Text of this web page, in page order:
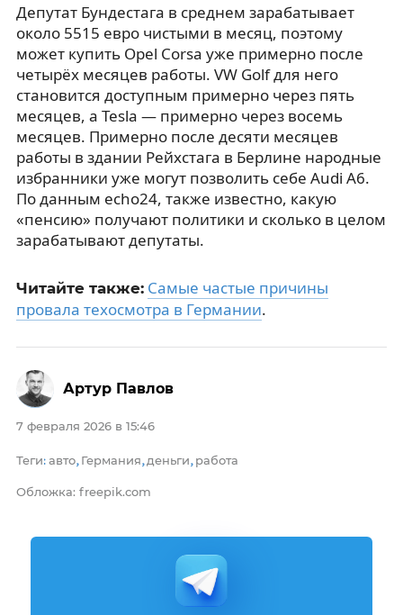
Депутат Бундестага в среднем зарабатывает
около 5515 евро чистыми в месяц, поэтому
может купить Opel Corsa уже примерно после
четырёх месяцев работы. VW Golf для него
становится доступным примерно через пять
месяцев, а Tesla — примерно через восемь
месяцев. Примерно после десяти месяцев
работы в здании Рейхстага в Берлине народные
избранники уже могут позволить себе Audi A6.
По данным echo24, также известно, какую
«пенсию» получают политики и сколько в целом
зарабатывают депутаты.
Читайте также: Самые частые причины
провала техосмотра в Германии.
7 февраля 2026 в 15:46
Теги: авто, Германия, деньги, работа
Обложка: freepik.com
Артур Павлов